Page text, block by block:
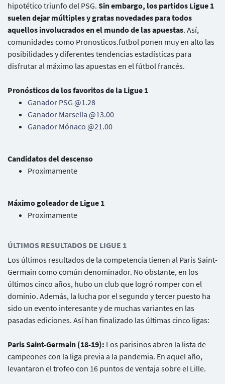
hipotético triunfo del PSG. Sin embargo, los partidos Ligue 1
suelen dejar múltiples y gratas novedades para todos
aquellos involucrados en el mundo de las apuestas. Así,
comunidades como Pronosticos.futbol ponen muy en alto las
posibilidades y diferentes tendencias estadísticas para
disfrutar al máximo las apuestas en el fútbol francés.
Pronósticos de los favoritos de la Ligue 1
Ganador PSG @1.28
Ganador Marsella @13.00
Ganador Mónaco @21.00
Candidatos del descenso
Proximamente
Máximo goleador de Ligue 1
Proximamente
ÚLTIMOS RESULTADOS DE LIGUE 1
Los últimos resultados de la competencia tienen al Paris Saint-
Germain como común denominador. No obstante, en los
últimos cinco años, hubo un club que logró romper con el
dominio. Además, la lucha por el segundo y tercer puesto ha
sido un evento interesante y de muchas variantes en las
pasadas ediciones. Así han finalizado las últimas cinco ligas:
Paris Saint-Germain (18-19): Los parisinos abren la lista de
campeones con la liga previa a la pandemia. En aquel año,
levantaron el trofeo con 16 puntos de ventaja sobre el Lille.